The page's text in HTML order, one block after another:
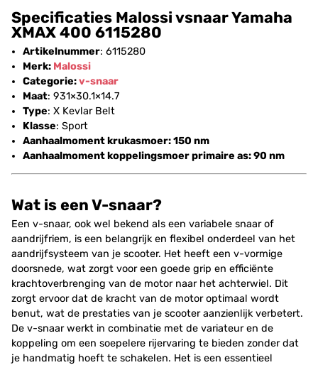
Specificaties Malossi vsnaar Yamaha
XMAX 400 6115280
Artikelnummer: 6115280
Merk: Malossi
Categorie:v-snaar
Maat: 931×30.1×14.7
Type: X Kevlar Belt
Klasse: Sport
Aanhaalmoment krukasmoer: 150 nm
Aanhaalmoment koppelingsmoer primaire as: 90 nm
Wat is een V-snaar?
Een v-snaar, ook wel bekend als een variabele snaar of
aandrijfriem, is een belangrijk en flexibel onderdeel van het
aandrijfsysteem van je scooter. Het heeft een v-vormige
doorsnede, wat zorgt voor een goede grip en efficiënte
krachtoverbrenging van de motor naar het achterwiel. Dit
zorgt ervoor dat de kracht van de motor optimaal wordt
benut, wat de prestaties van je scooter aanzienlijk verbetert.
De v-snaar werkt in combinatie met de variateur en de
koppeling om een soepelere rijervaring te bieden zonder dat
je handmatig hoeft te schakelen. Het is een essentieel